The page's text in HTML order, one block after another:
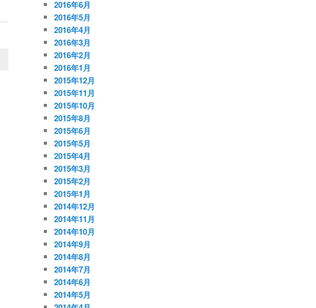
2016年6月
2016年5月
2016年4月
2016年3月
2016年2月
2016年1月
2015年12月
2015年11月
2015年10月
2015年8月
2015年6月
2015年5月
2015年4月
2015年3月
2015年2月
2015年1月
2014年12月
2014年11月
2014年10月
2014年9月
2014年8月
2014年7月
2014年6月
2014年5月